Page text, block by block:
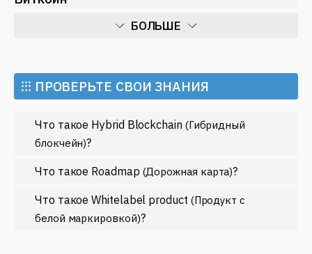
БОЛЬШЕ
Майнинг
Метавселенные
Регулирование
Рынок и события
Экономика
Эфириум
МЕНЬШЕ
⁝⁝⁝ ПРОВЕРЬТЕ СВОИ ЗНАНИЯ
Что такое Hybrid Blockchain (Гибридный
блокчейн)?
Что такое Roadmap (Дорожная карта)?
Что такое Whitelabel product (Продукт с
белой маркировкой)?